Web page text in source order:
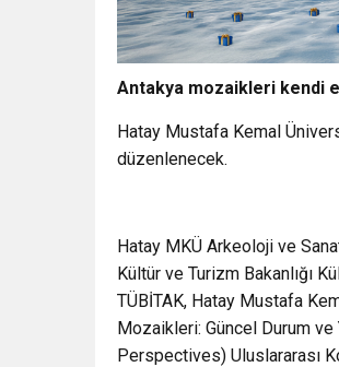
Antakya mozaikleri kendi
Hatay Mustafa Kemal
düzenlenecek.
Hatay MKÜ Arkeoloji ve
Kültür ve Turizm Bakanlığı
TÜBİTAK, Hatay Mustafa
Mozaikleri: Güncel Durum
Perspectives) Uluslararası